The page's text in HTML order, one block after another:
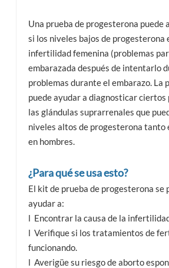
Una prueba de progesterona puede
si los niveles bajos de progesterona
infertilidad femenina (problemas
embarazada después de intentarlo
problemas durante el embarazo. La
puede ayudar a diagnosticar ciertos
las glándulas suprarrenales que
niveles altos de progesterona tanto
en hombres.
¿Para qué se usa esto?
El kit de prueba de progesterona se
ayudar a:
l Encontrar la causa de la
l Verifique si los tratamientos de
funcionando.
l Averigüe su riesgo de aborto